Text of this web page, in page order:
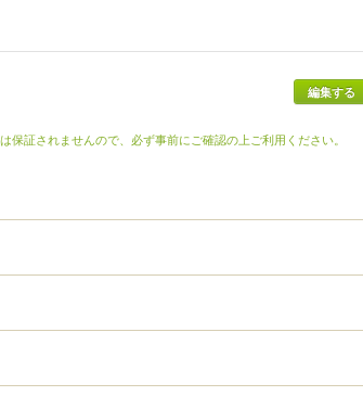
保証されませんので、必ず事前にご確認の上ご利用ください。